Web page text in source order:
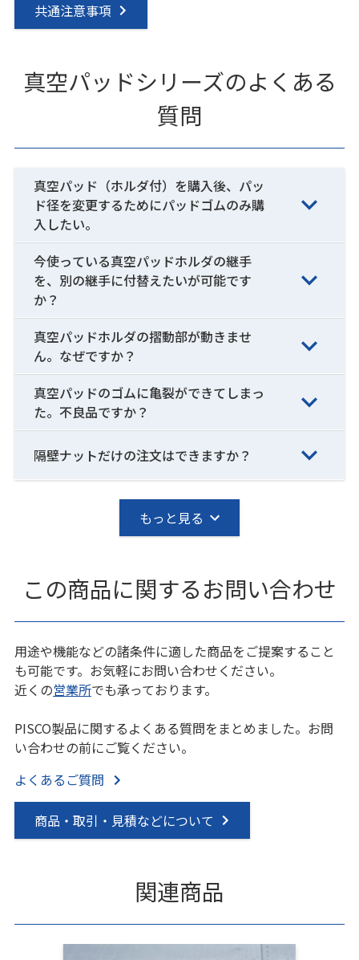
共通注意事項
真空パッドシリーズのよくある
質問
真空パッド（ホルダ付）を購入後、パッ
ド径を変更するためにパッドゴムのみ購
入したい。
今使っている真空パッドホルダの継手
を、別の継手に付替えたいが可能です
か？
真空パッドホルダの摺動部が動きませ
ん。なぜですか？
真空パッドのゴムに亀裂ができてしまっ
た。不良品ですか？
隔壁ナットだけの注文はできますか？
もっと見る
この商品に関するお問い合わせ
用途や機能などの諸条件に適した商品をご提案すること
も可能です。お気軽にお問い合わせください。
近くの営業所でも承っております。
PISCO製品に関するよくある質問をまとめました。お問
い合わせの前にご覧ください。
よくあるご質問
商品・取引・見積などについて
関連商品